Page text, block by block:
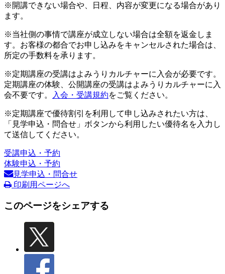
※開講できない場合や、日程、内容が変更になる場合があり
ます。
※当社側の事情で講座が成立しない場合は全額を返金しま
す。お客様の都合でお申し込みをキャンセルされた場合は、
所定の手数料を承ります。
※定期講座の受講はよみうりカルチャーに入会が必要です。
定期講座の体験、公開講座の受講はよみうりカルチャーに入
会不要です。
入会・受講規約をご覧ください。
※定期講座で優待割引を利用して申し込みされたい方は、
「見学申込・問合せ」ボタンから利用したい優待名を入力し
て送信してください。
受講申込・予約
体験申込・予約
見学申込・問合せ
印刷用ページへ
このページをシェアする